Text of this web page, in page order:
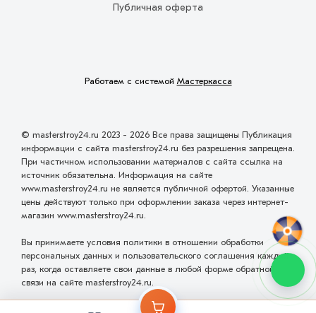
Публичная оферта
Работаем с системой Мастеркасса
© masterstroy24.ru 2023 - 2026 Все права защищены Публикация
информации с сайта masterstroy24.ru без разрешения запрещена.
При частичном использовании материалов с сайта ссылка на
источник обязательна. Информация на сайте
www.masterstroy24.ru не является публичной офертой. Указанные
цены действуют только при оформлении заказа через интернет-
магазин www.masterstroy24.ru.
Вы принимаете условия политики в отношении обработки
персональных данных и пользовательского соглашения каждый
раз, когда оставляете свои данные в любой форме обратной
связи на сайте masterstroy24.ru.
Разработка и проектирование сайта ООО "Мастервеб"